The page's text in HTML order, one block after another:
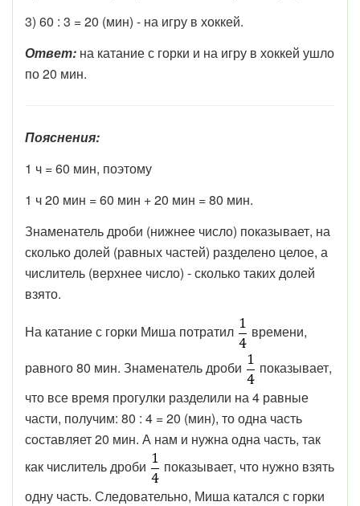
3) 60 : 3 = 20 (мин) - на игру в хоккей.
Ответ: на катание с горки и на игру в хоккей ушло
по 20 мин.
Пояснения:
1 ч = 60 мин, поэтому
1 ч 20 мин = 60 мин + 20 мин = 80 мин.
Знаменатель дроби (нижнее число) показывает, на
сколько долей (равных частей) разделено целое, а
числитель (верхнее число) - сколько таких долей
взято.
На катание с горки Миша потратил
времени,
равного 80 мин. Знаменатель дроби
показывает,
что все время прогулки разделили на 4 равные
части, получим: 80 : 4 = 20 (мин), то одна часть
составляет 20 мин. А нам и нужна одна часть, так
как числитель дроби
показывает, что нужно взять
одну часть. Следовательно, Миша катался с горки